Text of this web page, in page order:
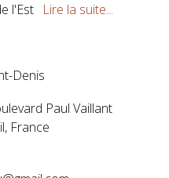
l'Est
Denis
Paul Vaillant
France
Lire la suite...